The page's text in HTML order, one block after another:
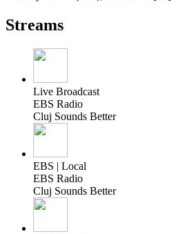
Streams
Live Broadcast
EBS Radio
Cluj Sounds Better
EBS | Local
EBS Radio
Cluj Sounds Better